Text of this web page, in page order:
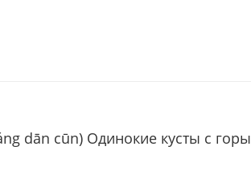
dān cūn) Одинокие кусты с горы